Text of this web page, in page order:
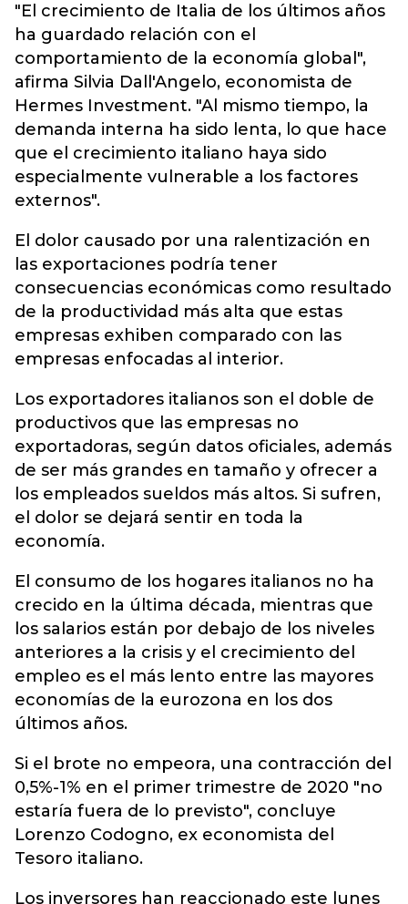
"El crecimiento de Italia de los últimos años
ha guardado relación con el
comportamiento de la economía global",
afirma Silvia Dall'Angelo, economista de
Hermes Investment. "Al mismo tiempo, la
demanda interna ha sido lenta, lo que hace
que el crecimiento italiano haya sido
especialmente vulnerable a los factores
externos".
El dolor causado por una ralentización en
las exportaciones podría tener
consecuencias económicas como resultado
de la productividad más alta que estas
empresas exhiben comparado con las
empresas enfocadas al interior.
Los exportadores italianos son el doble de
productivos que las empresas no
exportadoras, según datos oficiales, además
de ser más grandes en tamaño y ofrecer a
los empleados sueldos más altos. Si sufren,
el dolor se dejará sentir en toda la
economía.
El consumo de los hogares italianos no ha
crecido en la última década, mientras que
los salarios están por debajo de los niveles
anteriores a la crisis y el crecimiento del
empleo es el más lento entre las mayores
economías de la eurozona en los dos
últimos años.
Si el brote no empeora, una contracción del
0,5%-1% en el primer trimestre de 2020 "no
estaría fuera de lo previsto", concluye
Lorenzo Codogno, ex economista del
Tesoro italiano.
Los inversores han reaccionado este lunes